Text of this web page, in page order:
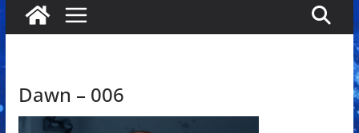
Dawn – 006